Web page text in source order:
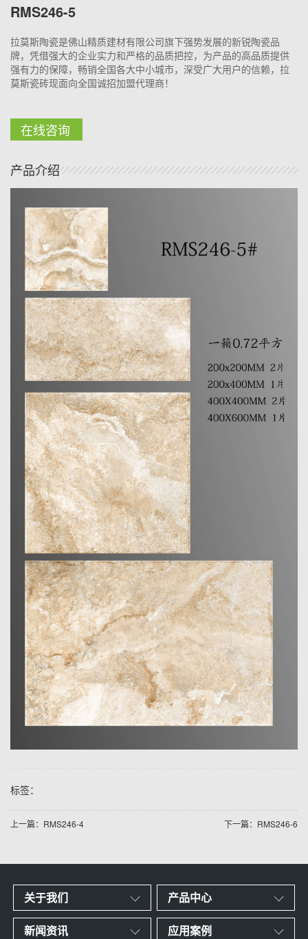
RMS246-5
拉莫斯陶瓷是佛山精质建材有限公司旗下强势发展的新锐陶瓷品
牌，凭借强大的企业实力和严格的品质把控，为产品的高品质提供
强有力的保障，畅销全国各大中小城市，深受广大用户的信赖，拉
莫斯瓷砖现面向全国诚招加盟代理商！
在线咨询
产品介绍
标签：
上一篇：RMS246-4 下一篇：RMS246-6
关于我们 产品中心
新闻资讯 应用案例